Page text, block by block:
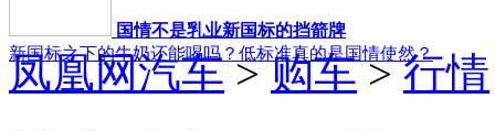
国情不是乳业新国标的挡箭牌
新国标之下的牛奶还能喝吗？低标准真的是国情使然？
凤凰网汽车>购车>行情